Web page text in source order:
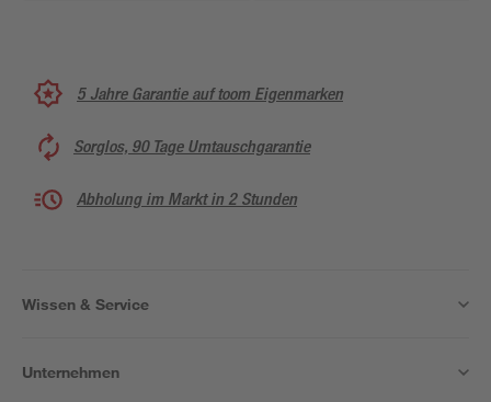
5 Jahre Garantie auf toom Eigenmarken
Sorglos, 90 Tage Umtauschgarantie
Abholung im Markt in 2 Stunden
Wissen & Service
Unternehmen